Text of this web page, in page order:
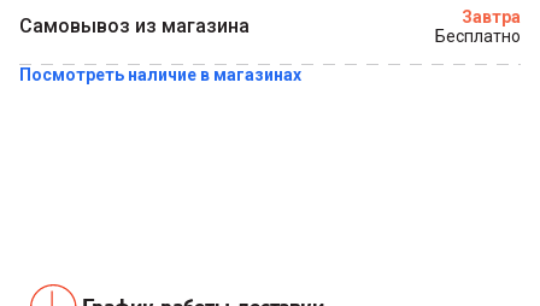
Самовывоз из магазина
Завтра
Бесплатно
Посмотреть наличие в магазинах